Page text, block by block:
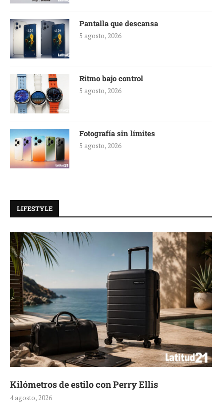
Pantalla que descansa
5 agosto, 2026
Ritmo bajo control
5 agosto, 2026
Fotografía sin límites
5 agosto, 2026
LIFESTYLE
Kilómetros de estilo con Perry Ellis
4 agosto, 2026